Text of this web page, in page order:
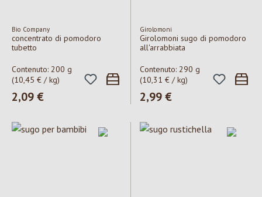
Bio Company
concentrato di pomodoro
tubetto
Contenuto: 200 g
(10,45 € / kg)
Prezzo normale:
2,09 €
Girolomoni
Girolomoni sugo di pomodoro
all'arrabbiata
Contenuto: 290 g
(10,31 € / kg)
Prezzo normale:
2,99 €